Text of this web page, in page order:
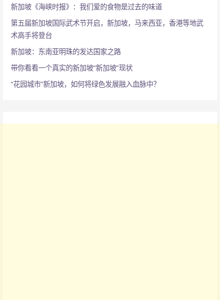
新加坡《海峡时报》：我们爱的食物是过去的味道
第五届新加坡国际武术节开启，新加坡，马来西亚，香港等地武
术高手将登台
新加坡：东南亚明珠的发达国家之路
带你看看一个真实的新加坡“新加坡”现状
“花园城市”新加坡，如何将绿色发展融入血脉中？